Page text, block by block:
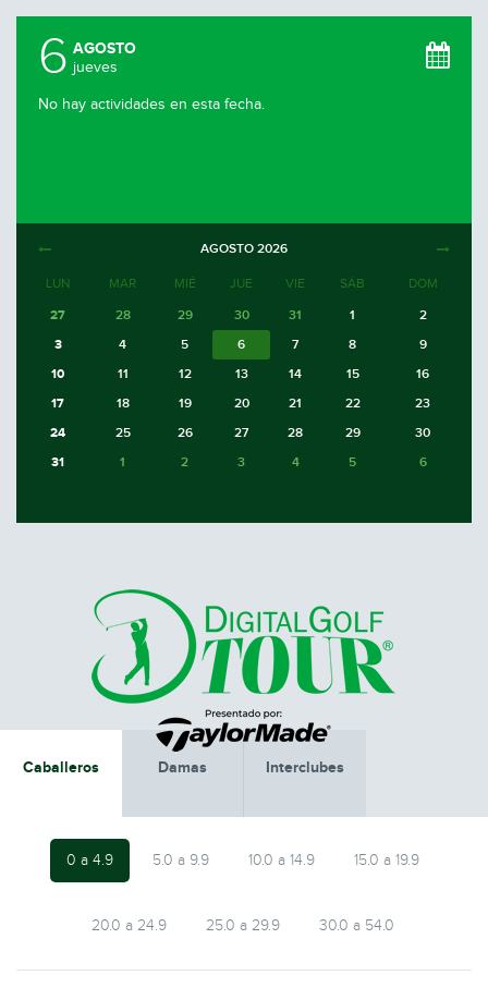
6 AGOSTO
jueves
No hay actividades en esta fecha.
AGOSTO 2026
LUN MAR MIÉ JUE VIE SÁB DOM
27 28 29 30 31 1
2
3
4 5 6 7 8
9
10
11 12 13 14 15
16
17
18 19 20 21 22
23
24
25 26 27 28 29
30
31
1 2 3 4 5 6
Caballeros Damas Interclubes
0 a 4.9 5.0 a 9.9 10.0 a 14.9 15.0 a 19.9
20.0 a 24.9 25.0 a 29.9 30.0 a 54.0